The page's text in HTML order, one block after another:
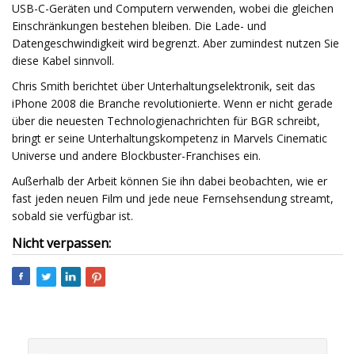
USB-C-Geräten und Computern verwenden, wobei die gleichen
Einschränkungen bestehen bleiben. Die Lade- und
Datengeschwindigkeit wird begrenzt. Aber zumindest nutzen Sie
diese Kabel sinnvoll.
Chris Smith berichtet über Unterhaltungselektronik, seit das
iPhone 2008 die Branche revolutionierte. Wenn er nicht gerade
über die neuesten Technologienachrichten für BGR schreibt,
bringt er seine Unterhaltungskompetenz in Marvels Cinematic
Universe und andere Blockbuster-Franchises ein.
Außerhalb der Arbeit können Sie ihn dabei beobachten, wie er
fast jeden neuen Film und jede neue Fernsehsendung streamt,
sobald sie verfügbar ist.
Nicht verpassen: